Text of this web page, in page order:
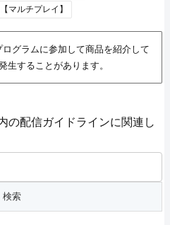
マルチプレイ】
グラムに参加して商品を紹介して
生することがあります。
の配信ガイドラインに関連し